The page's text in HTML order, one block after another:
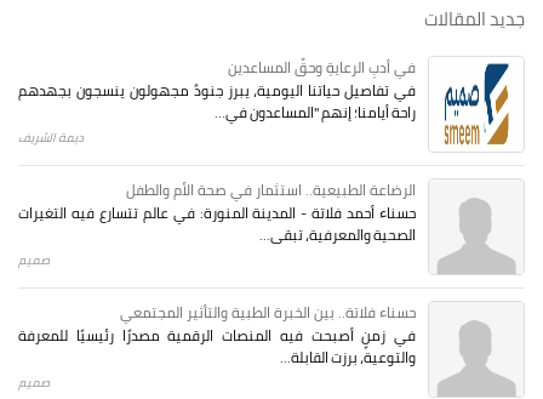
جديد المقالات
في أدبِ الرعايةِ وحقِّ المساعدين
في تفاصيل حياتنا اليومية، يبرز جنودٌ مجهولون ينسجون بجهدهم
راحة أيامنا؛ إنهم "المساعدون في...
ديمة الشريف
الرضاعة الطبيعية.. استثمار في صحة الأم والطفل
حسناء أحمد فلاتة - المدينة المنورة: في عالم تتسارع فيه التغيرات
الصحية والمعرفية، تبقى...
صميم
حسناء فلاتة.. بين الخبرة الطبية والتأثير المجتمعي
في زمنٍ أصبحت فيه المنصات الرقمية مصدرًا رئيسيًا للمعرفة
والتوعية، برزت القابلة...
صميم